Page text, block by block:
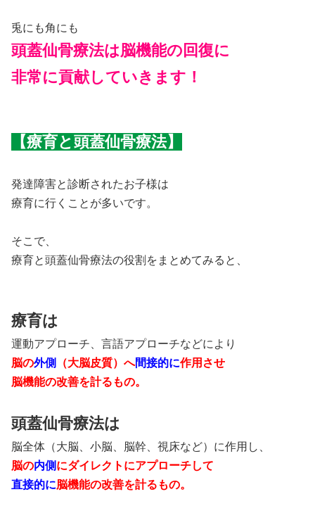
兎にも角にも
頭蓋仙骨療法は脳機能の回復に
非常に貢献していきます！
【療育と頭蓋仙骨療法】
発達障害と診断されたお子様は
療育に行くことが多いです。
そこで、
療育と頭蓋仙骨療法の役割をまとめてみると、
療育は
運動アプローチ、言語アプローチなどにより
脳の外側 （大脳皮質）へ間接的に作用させ
脳機能の改善を計るもの。
頭蓋仙骨療法は
脳全体（大脳、小脳、脳幹、視床など）に作用し、
脳の内側 にダイレクトにアプローチして
直接的に脳機能の改善を計るもの。